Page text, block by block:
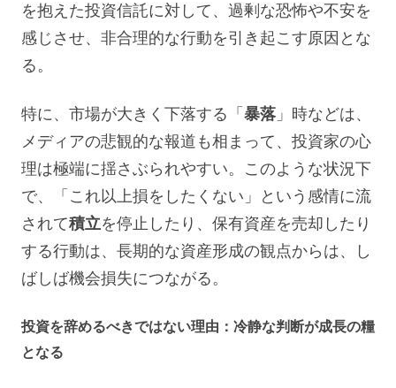
を抱えた投資信託に対して、過剰な恐怖や不安を
感じさせ、非合理的な行動を引き起こす原因とな
る。
特に、市場が大きく下落する「 暴落 」時などは、
メディアの悲観的な報道も相まって、投資家の心
理は極端に揺さぶられやすい。このような状況下
で、「これ以上損をしたくない」という感情に流
されて積立を停止したり、保有資産を売却したり
する行動は、長期的な資産形成の観点からは、し
ばしば機会損失につながる。
投資を辞めるべきではない理由：冷静な判断が成長の糧
となる